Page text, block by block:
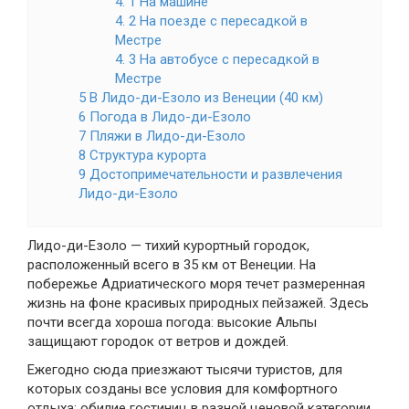
4. 2 На поезде с пересадкой в
Местре
4. 3 На автобусе с пересадкой в
Местре
5 В Лидо-ди-Езоло из Венеции (40 км)
6 Погода в Лидо-ди-Езоло
7 Пляжи в Лидо-ди-Езоло
8 Структура курорта
9 Достопримечательности и развлечения
Лидо-ди-Езоло
Лидо-ди-Езоло — тихий курортный городок,
расположенный всего в 35 км от Венеции. На
побережье Адриатического моря течет размеренная
жизнь на фоне красивых природных пейзажей. Здесь
почти всегда хороша погода: высокие Альпы
защищают городок от ветров и дождей.
Ежегодно сюда приезжают тысячи туристов, для
которых созданы все условия для комфортного